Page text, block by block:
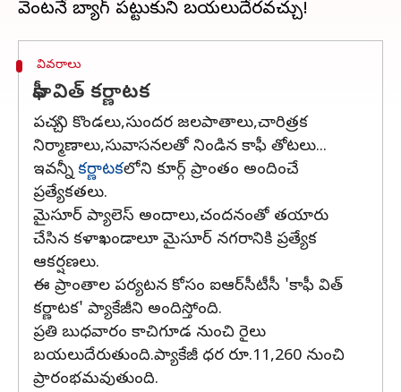
వివరాలు
కాఫీ విత్ కర్ణాటక
పచ్చని కొండలు,సుందర జలపాతాలు,చారిత్రక
నిర్మాణాలు,సువాసనలతో నిండిన కాఫీ తోటలు...
ఇవన్నీ కర్ణాటకలోని కూర్గ్ ప్రాంతం అందించే
ప్రత్యేకతలు.
మైసూర్ ప్యాలెస్‌ అందాలు,చందనంతో తయారు
చేసిన కళాఖండాలూ మైసూర్‌ నగరానికి ప్రత్యేక
ఆకర్షణలు.
ఈ ప్రాంతాల పర్యటన కోసం ఐఆర్‌సీటీసీ 'కాఫీ విత్
కర్ణాటక' ప్యాకేజీని అందిస్తోంది.
ప్రతి బుధవారం కాచిగూడ నుంచి రైలు
బయలుదేరుతుంది.ప్యాకేజీ ధర రూ.11,260 నుంచి
ప్రారంభమవుతుంది.